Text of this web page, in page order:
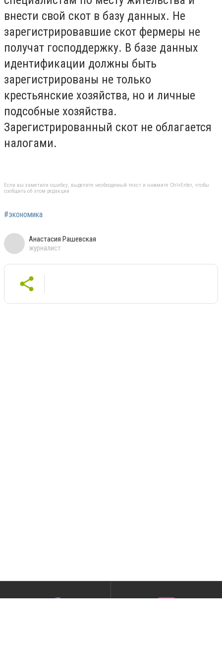
внести свой скот в базу данных. Не
зарегистрировавшие скот фермеры не
получат господдержку. В базе данных
идентификации должны быть
зарегистрированы не только
крестьянские хозяйства, но и личные
подсобные хозяйства.
Зарегистрированный скот не облагается
налогами.
Если вы заметили ошибку, выделите необходимый текст и нажмите Ctrl+Enter, чтобы
сообщить об этом редакции
#экономика
Анастасия Рашевская
журналист